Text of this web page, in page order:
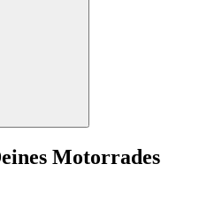
Motorrades